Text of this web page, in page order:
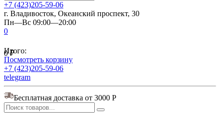
+7 (423)205-59-06
г. Владивосток, Океанский проспект, 30
Пн—Вс 09:00—20:00
0
0₽
Итого:
Посмотреть корзину
+7 (423)205-59-06
telegram
Бесплатная доставка от 3000 Р